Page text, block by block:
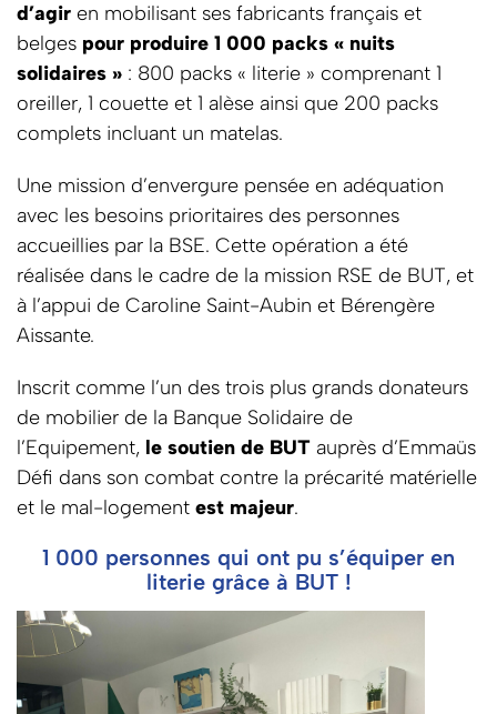
d’agir en mobilisant ses fabricants français et
belges pour produire 1 000 packs « nuits
solidaires » : 800 packs « literie » comprenant 1
oreiller, 1 couette et 1 alèse ainsi que 200 packs
complets incluant un matelas.
Une mission d’envergure pensée en adéquation
avec les besoins prioritaires des personnes
accueillies par la BSE. Cette opération a été
réalisée dans le cadre de la mission RSE de BUT, et
à l’appui de Caroline Saint-Aubin et Bérengère
Aissante.
Inscrit comme l’un des trois plus grands donateurs
de mobilier de la Banque Solidaire de
l’Equipement, le soutien de BUT auprès d’Emmaüs
Défi dans son combat contre la précarité matérielle
et le mal-logement est majeur.
1 000 personnes qui ont pu s’équiper en
literie grâce à BUT !